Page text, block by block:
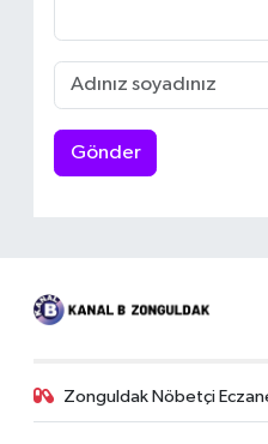
Gönder
Zonguldak Nöbetçi